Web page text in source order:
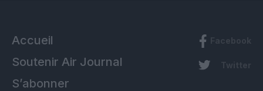
Accueil
Soutenir Air Journal
S’abonner